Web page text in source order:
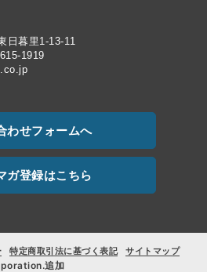
日暮里1-13-11
1919
わせフォームへ
ガ登録はこちら
特定商取引法に基づく表記 サイトマップ
追加